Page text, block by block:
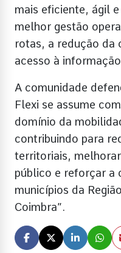
mais eficiente, ágil
melhor gestão
rotas, a redução da
acesso à
A comunidade
Flexi se assume
domínio da
contribuindo para
territoriais,
público e reforçar a
municípios da
Coimbra”.